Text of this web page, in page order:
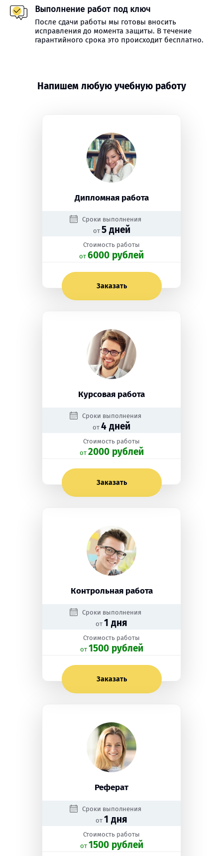
Выполнение работ под ключ
После сдачи работы мы готовы вносить
исправления до момента защиты. В течение
гарантийного срока это происходит бесплатно.
Напишем любую учебную работу
Дипломная работа
Сроки выполнения
от 5 дней
Стоимость работы
oт 6000 рублей
Заказать
Курсовая работа
Сроки выполнения
от 4 дней
Стоимость работы
oт 2000 рублей
Заказать
Контрольная работа
Сроки выполнения
от 1 дня
Стоимость работы
oт 1500 рублей
Заказать
Реферат
Сроки выполнения
от 1 дня
Стоимость работы
oт 1500 рублей